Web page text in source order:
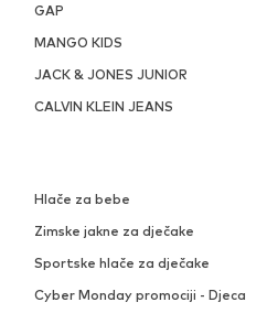
GAP
MANGO KIDS
JACK & JONES JUNIOR
CALVIN KLEIN JEANS
Hlače za bebe
Zimske jakne za dječake
Sportske hlače za dječake
Cyber Monday promociji - Djeca